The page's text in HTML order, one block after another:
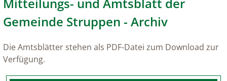
Mitteilungs- und Amtsblatt der
Gemeinde Struppen - Archiv
Die Amtsblätter stehen als PDF-Datei zum Download zur
Verfügung.